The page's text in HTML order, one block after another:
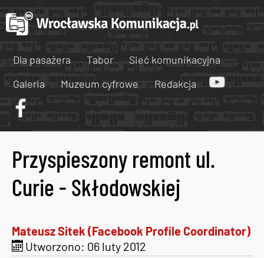
Dla pasażera Tabor
Sieć komunikacyjna
Galeria
Muzeum cyfrowe Redakcja
Przyspieszony remont ul.
Curie - Skłodowskiej
Mateusz Sitek (Facebook Profile Coordinator)
Utworzono: 06 luty 2012